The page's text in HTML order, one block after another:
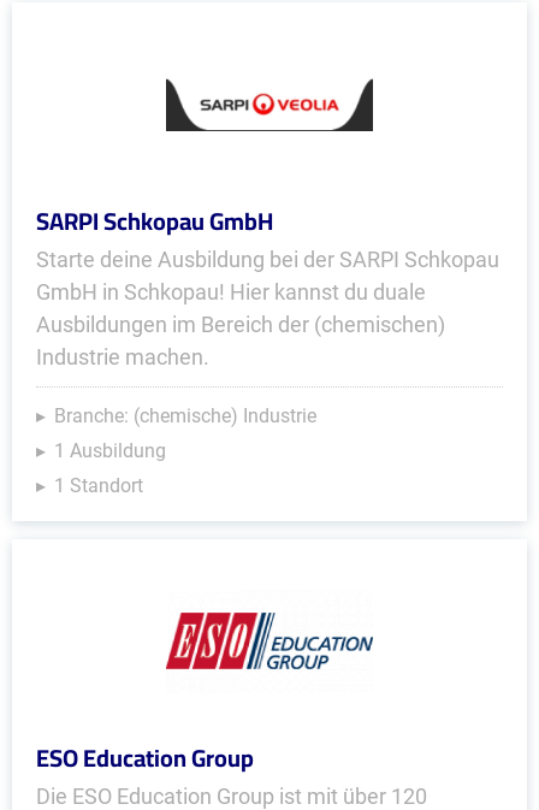
SARPI Schkopau GmbH
Starte deine Ausbildung bei der SARPI Schkopau
GmbH in Schkopau! Hier kannst du duale
Ausbildungen im Bereich der (chemischen)
Industrie machen.
Branche: (chemische) Industrie
1 Ausbildung
1 Standort
ESO Education Group
Die ESO Education Group ist mit über 120